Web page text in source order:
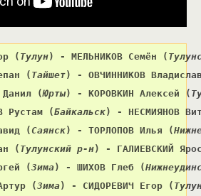
( Тулун) - МЕЛЬНИКОВ Семён (
( Тайшет) - ОВЧИННИКОВ
(Юрты) - КОРОВКИН Алексей (
Рустам (Байкальск)
- НЕСМИЯНОВ
(Саянск) - ТОРЛОПОВ Илья (
( Тулунский р-н)
- ГАЛИЕВСКИЙ
(Зима) - ШИХОВ Глеб (
(Зима) - СИДОРЕВИЧ Егор (